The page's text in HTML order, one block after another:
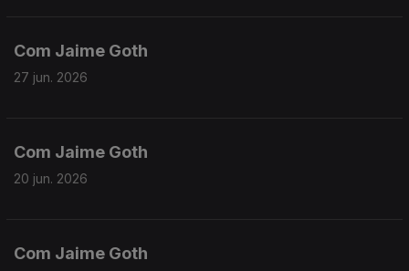
Com Jaime Goth
27 jun. 2026
Com Jaime Goth
20 jun. 2026
Com Jaime Goth